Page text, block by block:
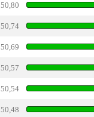
50,80
50,74
50,69
50,57
50,54
50,48